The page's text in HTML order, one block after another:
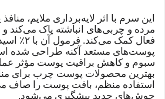
این سرم با اثر لایه‌برداری ملایم،
مرده و چربی‌های انباشته پاک
فعال کمک
پوست‌های مستعد آکنه طراحی شده
سبوم و کاهش براقیت پوست مؤثر
بهترین محصولات پوست چرب برای
استفاده منظم، بافت پوست را صاف
جوش‌های جدید پیشگیری می‌شود.